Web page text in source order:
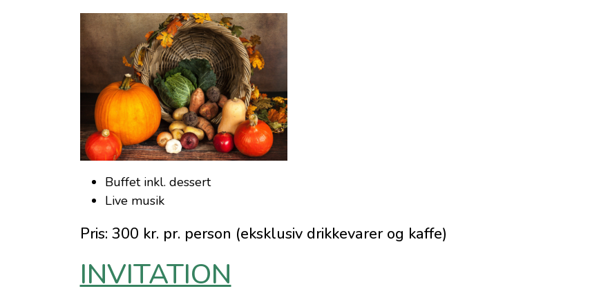
Buffet inkl. dessert
Live musik
Pris: 300 kr. pr. person (eksklusiv drikkevarer og kaffe)
INVITATION